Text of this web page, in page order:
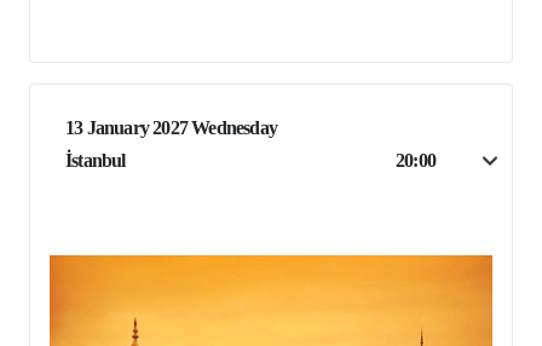
13 January 2027 Wednesday
İstanbul
20:00